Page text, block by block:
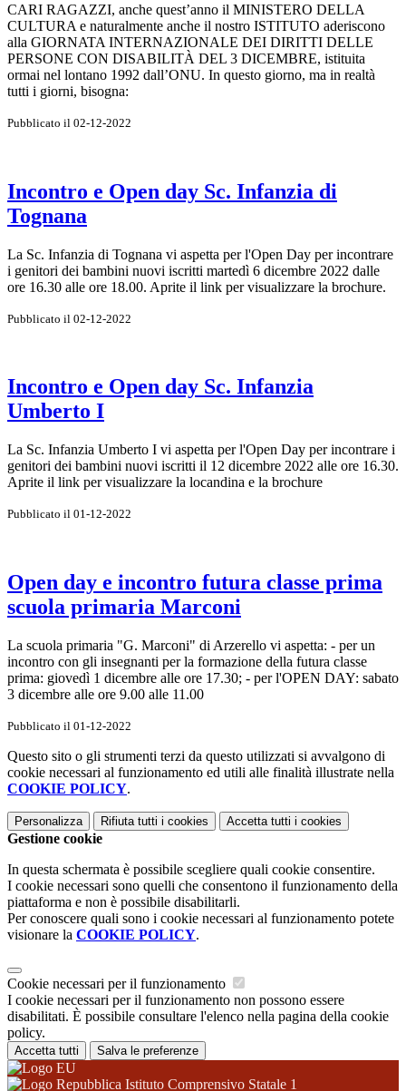
CARI RAGAZZI, anche quest’anno il MINISTERO DELLA
CULTURA e naturalmente anche il nostro ISTITUTO aderiscono
alla GIORNATA INTERNAZIONALE DEI DIRITTI DELLE
PERSONE CON DISABILITÀ DEL 3 DICEMBRE, istituita
ormai nel lontano 1992 dall’ONU. In questo giorno, ma in realtà
tutti i giorni, bisogna:
Pubblicato il 02-12-2022
Incontro e Open day Sc. Infanzia di
Tognana
La Sc. Infanzia di Tognana vi aspetta per l'Open Day per incontrare
i genitori dei bambini nuovi iscritti martedì 6 dicembre 2022 dalle
ore 16.30 alle ore 18.00. Aprite il link per visualizzare la brochure.
Pubblicato il 02-12-2022
Incontro e Open day Sc. Infanzia
Umberto I
La Sc. Infanzia Umberto I vi aspetta per l'Open Day per incontrare i
genitori dei bambini nuovi iscritti il 12 dicembre 2022 alle ore 16.30.
Aprite il link per visualizzare la locandina e la brochure
Pubblicato il 01-12-2022
Open day e incontro futura classe prima
scuola primaria Marconi
La scuola primaria "G. Marconi" di Arzerello vi aspetta: - per un
incontro con gli insegnanti per la formazione della futura classe
prima: giovedì 1 dicembre alle ore 17.30; - per l'OPEN DAY: sabato
3 dicembre alle ore 9.00 alle 11.00
Pubblicato il 01-12-2022
Questo sito o gli strumenti terzi da questo utilizzati si avvalgono di
cookie necessari al funzionamento ed utili alle finalità illustrate nella
COOKIE POLICY.
Personalizza Rifiuta tutti i cookies Accetta tutti i cookies
Gestione cookie
In questa schermata è possibile scegliere quali cookie consentire.
I cookie necessari sono quelli che consentono il funzionamento della
piattaforma e non è possibile disabilitarli.
Per conoscere quali sono i cookie necessari al funzionamento potete
visionare la COOKIE POLICY.
Cookie necessari per il funzionamento
I cookie necessari per il funzionamento non possono essere
disabilitati. È possibile consultare l'elenco nella pagina della cookie
policy.
Accetta tutti Salva le preferenze
Istituto Comprensivo Statale 1